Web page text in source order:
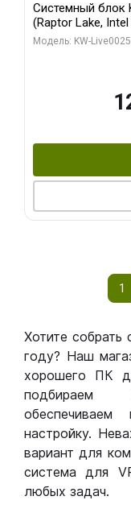
Системный блок
(Raptor Lake,
модуля)/ Gigabyte
Модель: KW-Live0025
1
Хотите
году? Наш
хорошего ПК
подбираем
настройку.
вариант для
система для
любых задач.